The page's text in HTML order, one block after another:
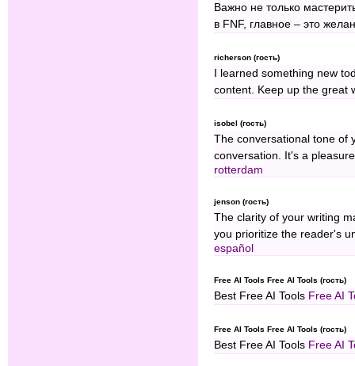
Важно не только
в FNF, главное – это
richerson (гость)
I learned something new
content. Keep up the great
isobel (гость)
The conversational tone of
conversation. It's a
rotterdam
jenson (гость)
The clarity of your writing
you prioritize the reader's
español
Free AI Tools Free AI Tools (гость)
Best Free AI Tools Free AI
Free AI Tools Free AI Tools (гость)
Best Free AI Tools Free AI